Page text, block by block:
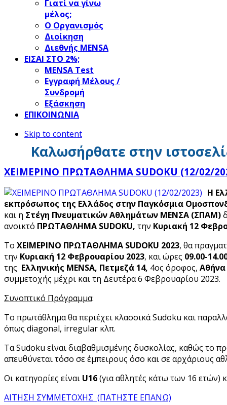
Γιατί να γίνω
μέλος;
Ο Οργανισμός
Διοίκηση
Διεθνής MENSA
ΕΙΣΑΙ ΣΤΟ 2%;
ΜΕΝSΑ Test
Εγγραφή Μέλους /
Συνδρομή
Εξάσκηση
ΕΠΙΚΟΙΝΩΝΙΑ
Skip to content
Καλωσήρθατε στην
ΧΕΙΜΕΡΙΝΟ ΠΡΩΤΑΘΛΗΜΑ SUDOKU (12/02/
Η
εκπρόσωπος της Ελλάδος στην Παγκόσμια
και η Στέγη Πνευματικών Αθλημάτων ΜΕΝΣΑ (ΣΠΑΜ)
ανοικτό ΠΡΩΤΑΘΛΗΜΑ SUDOKU, την Κυριακή 12
Το ΧΕΙΜΕΡΙΝΟ ΠΡΩΤΑΘΛΗΜΑ SUDOKU 2023, θα
την Κυριακή 12 Φεβρουαρίου 2023, και ώρες 09.00-
της Ελληνικής MENSA, Πετμεζά 14, 4ος όροφος, Αθήνα
συμμετοχής μέχρι και τη Δευτέρα 6 Φεβρουαρίου 2023.
Συνοπτικό Πρόγραμμα:
Το πρωτάθλημα θα περιέχει κλασσικά Sudoku και
όπως diagonal, irregular κλπ.
Τα Sudoku είναι διαβαθμισμένης δυσκολίας, καθώς το
απευθύνεται τόσο σε έμπειρους όσο και σε αρχάριους
Oι κατηγορίες είναι U16(για αθλητές κάτω των 16 ετών)
ΑΙΤΗΣΗ ΣΥΜΜΕΤΟΧΗΣ (ΠΑΤΗΣΤΕ ΕΠΑΝΩ)